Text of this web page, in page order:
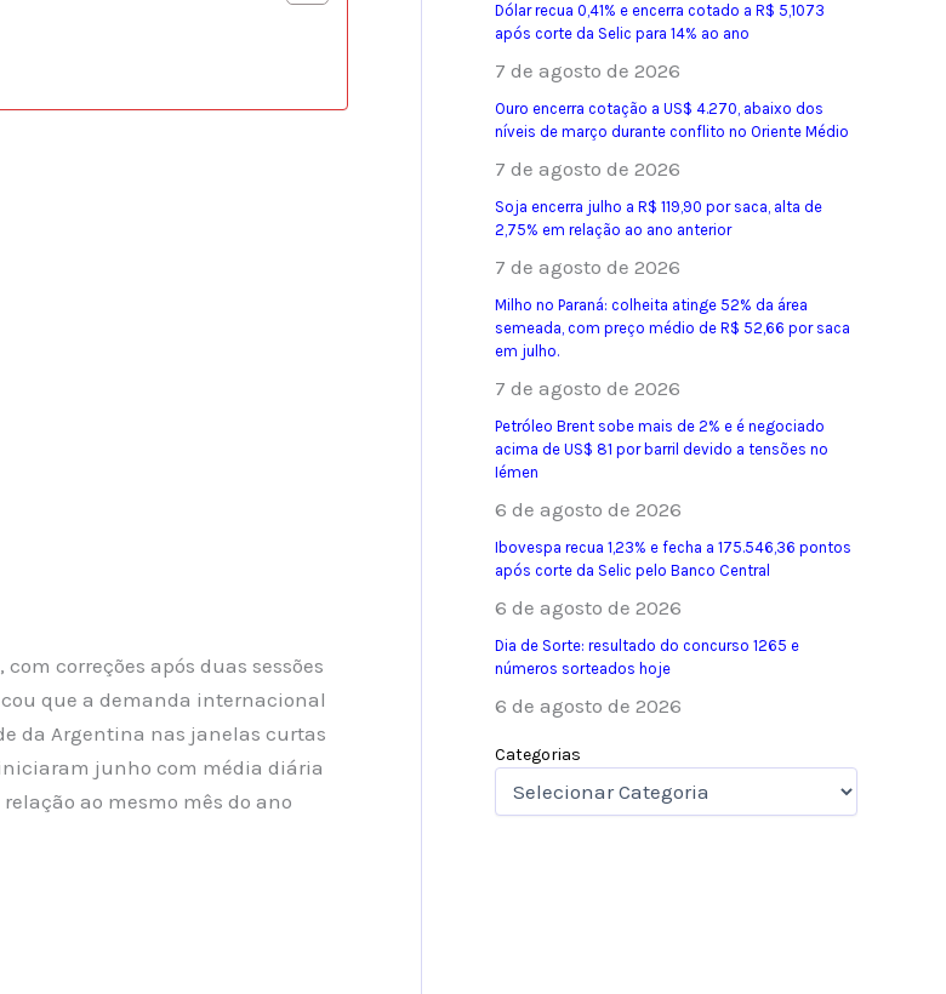
correções após duas sessões
que a demanda internacional
da Argentina nas janelas curtas
junho com média diária
ao mesmo mês do ano
Dólar recua 0,41% e encerra cotado a R$ 5,1073
após corte da Selic para 14% ao ano
7 de agosto de 2026
Ouro encerra cotação a US$ 4.270, abaixo dos
níveis de março durante conflito no Oriente Médio
7 de agosto de 2026
Soja encerra julho a R$ 119,90 por saca, alta de
2,75% em relação ao ano anterior
7 de agosto de 2026
Milho no Paraná: colheita atinge 52% da área
semeada, com preço médio de R$ 52,66 por saca
em julho.
7 de agosto de 2026
Petróleo Brent sobe mais de 2% e é negociado
acima de US$ 81 por barril devido a tensões no
Iémen
6 de agosto de 2026
Ibovespa recua 1,23% e fecha a 175.546,36 pontos
após corte da Selic pelo Banco Central
6 de agosto de 2026
Dia de Sorte: resultado do concurso 1265 e
números sorteados hoje
6 de agosto de 2026
Categorias